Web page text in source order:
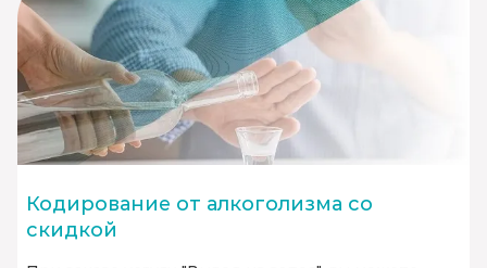
Кодирование от алкоголизма со
скидкой